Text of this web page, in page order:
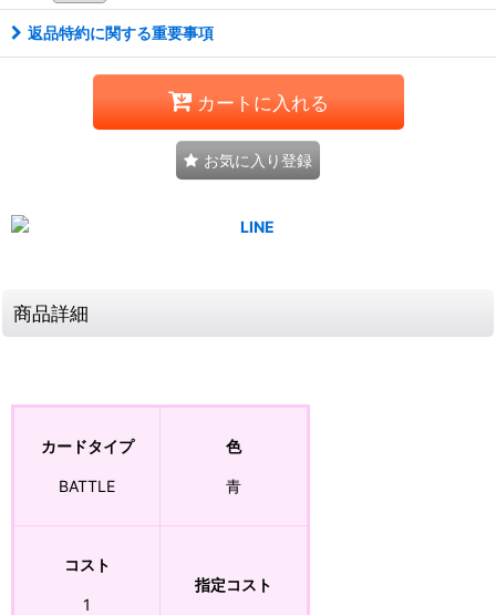
返品特約に関する重要事項
カートに入れる
お気に入り登録
商品詳細
カードタイプ
BATTLE
色
青
コスト
1
指定コスト